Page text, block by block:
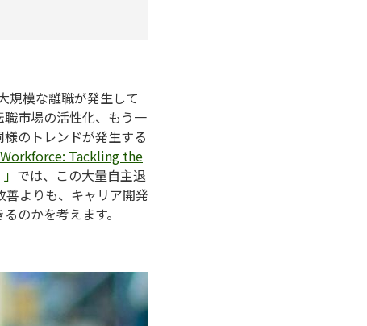
規模な離職が発生して
市場の活性化、もう一
のトレンドが発生する
Tackling the
では、この大量自主退
よりも、キャリア開発
のかを考えます。